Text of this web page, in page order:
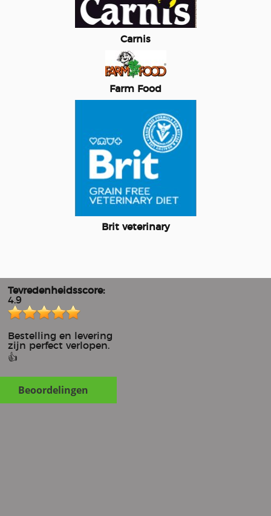
Tevredenheidsscore:
4.9
Bestelling en levering
zijn perfect verlopen.
👍
Beoordelingen
Carnis
Farm Food
Brit veterinary